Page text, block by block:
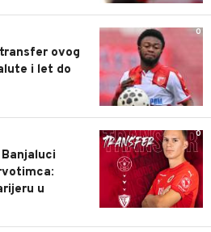
0
ovog
i let do
0
u